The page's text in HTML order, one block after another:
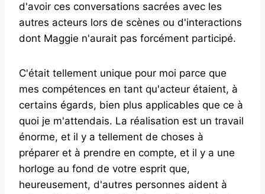
d'avoir ces conversations sacrées avec les
autres acteurs lors de scènes ou d'interactions
dont Maggie n'aurait pas forcément participé.
C'était tellement unique pour moi parce que
mes compétences en tant qu'acteur étaient, à
certains égards, bien plus applicables que ce à
quoi je m'attendais. La réalisation est un travail
énorme, et il y a tellement de choses à
préparer et à prendre en compte, et il y a une
horloge au fond de votre esprit que,
heureusement, d'autres personnes aident à